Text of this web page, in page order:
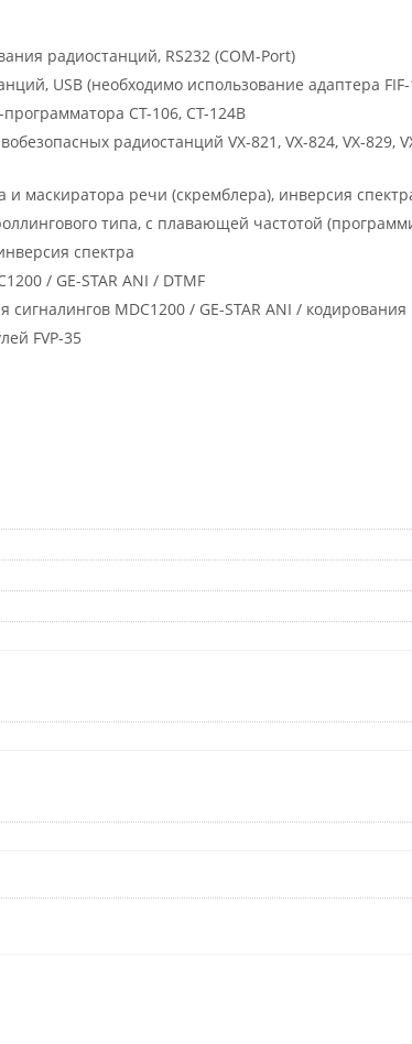
радиостанций, RS232 (COM-Port)
USB (необходимо использование адаптера FIF-
CT-106, CT-124B
радиостанций VX-821, VX-824, VX-829,
маскиратора речи (скремблера), инверсия
типа, с плавающей частотой
спектра
/ GE-STAR ANI / DTMF
MDC1200 / GE-STAR ANI / кодирования
FVP-35